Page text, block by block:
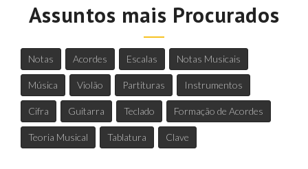
Assuntos mais Procurados
Notas Acordes Escalas Notas Musicais
Música Violão Partituras Instrumentos
Cifra Guitarra Teclado Formação de Acordes
Teoria Musical Tablatura Clave